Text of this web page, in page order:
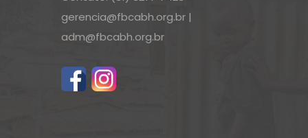
gerencia@fbcabh.org.br |
adm@fbcabh.org.br